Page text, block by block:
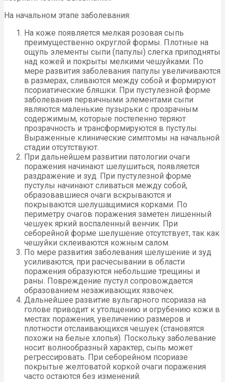
На начальном этапе заболевания:
На коже появляется мелкая розовая сыпь
преимущественно округлой формы. Плотные на
ощупь элементы сыпи (папулы) слегка приподняты
над кожей и покрыты мелкими чешуйками. По
мере развития заболевания папулы увеличиваются
в размерах, сливаются между собой и формируют
псориатические бляшки. При пустулезной форме
заболевания первичными элементами сыпи
являются маленькие пузырьки с прозрачным
содержимым, которые постепенно теряют
прозрачность и трансформируются в пустулы.
Выраженные клинические симптомы на начальной
стадии отсутствуют.
При дальнейшем развитии патологии очаги
поражения начинают шелушиться, появляется
раздражение и зуд. При пустулезной форме
пустулы начинают сливаться между собой,
образовавшиеся очаги вскрываются и
покрываются шелушащимися корками. По
периметру очагов поражения заметен лишенный
чешуек яркий воспаленный венчик. При
себорейной форме шелушение отсутствует, так как
чешуйки склеиваются кожным салом.
По мере развития заболевания шелушение и зуд
усиливаются, при расчесывании в области
поражения образуются небольшие трещины и
раны. Повреждение пустул сопровождается
образованием незаживающих язвочек.
Дальнейшее развитие вульгарного псориаза на
голове приводит к утолщению и огрубению кожи в
местах поражения, увеличению размеров и
плотности отслаивающихся чешуек (становятся
похожи на белые хлопья). Поскольку заболевание
носит волнообразный характер, сыпь может
регрессировать. При себорейном псориазе
покрытые желтоватой коркой очаги поражения
часто остаются без изменений.